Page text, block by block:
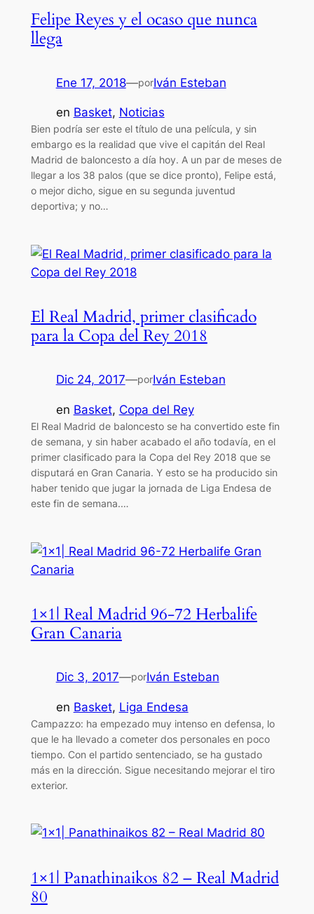
Felipe Reyes y el ocaso que nunca
llega
Ene 17, 2018—porIván Esteban
en Basket, Noticias
Bien podría ser este el título de una película, y sin
embargo es la realidad que vive el capitán del Real
Madrid de baloncesto a día hoy. A un par de meses de
llegar a los 38 palos (que se dice pronto), Felipe está,
o mejor dicho, sigue en su segunda juventud
deportiva; y no…
El Real Madrid, primer clasificado
para la Copa del Rey 2018
Dic 24, 2017—porIván Esteban
en Basket, Copa del Rey
El Real Madrid de baloncesto se ha convertido este fin
de semana, y sin haber acabado el año todavía, en el
primer clasificado para la Copa del Rey 2018 que se
disputará en Gran Canaria. Y esto se ha producido sin
haber tenido que jugar la jornada de Liga Endesa de
este fin de semana.…
1×1| Real Madrid 96-72 Herbalife
Gran Canaria
Dic 3, 2017—porIván Esteban
en Basket, Liga Endesa
Campazzo: ha empezado muy intenso en defensa, lo
que le ha llevado a cometer dos personales en poco
tiempo. Con el partido sentenciado, se ha gustado
más en la dirección. Sigue necesitando mejorar el tiro
exterior.
1×1| Panathinaikos 82 – Real Madrid
80